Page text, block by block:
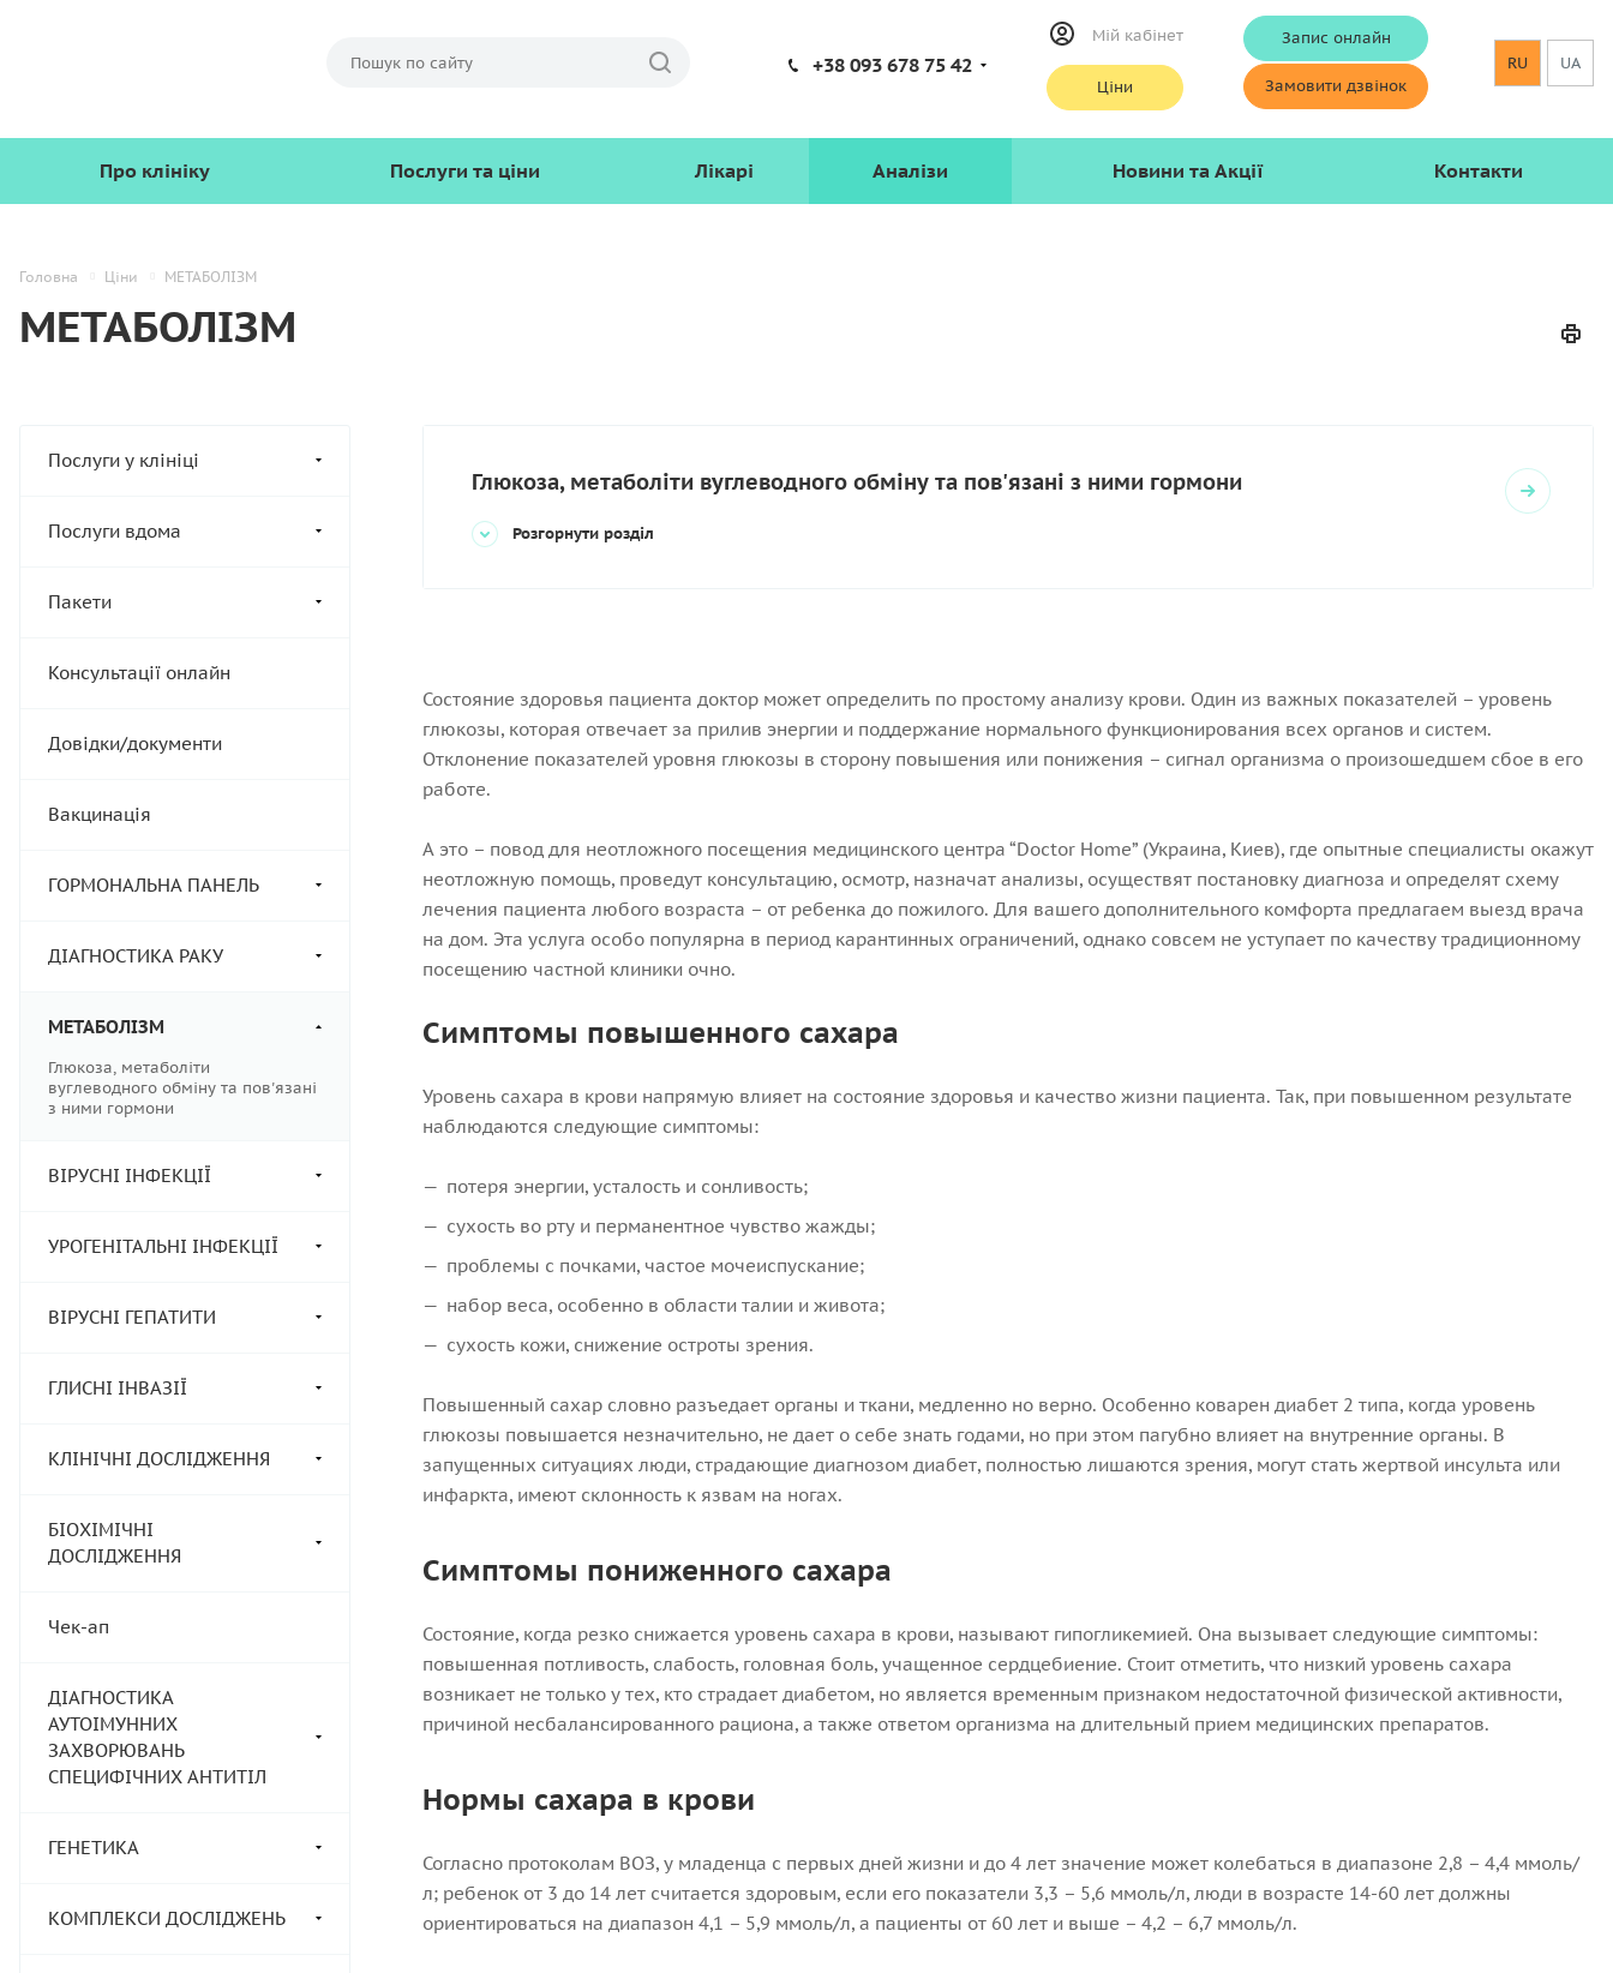
RU UA
Запис онлайн
Замовити дзвінок
Мій кабінет
Ціни
+38 093 678 75 42
Про клініку Послуги та ціни Лікарі Аналізи Новини та Акції Контакти
Головна Ціни МЕТАБОЛІЗМ
МЕТАБОЛІЗМ
Послуги у клініці
Послуги вдома
Пакети
Консультації онлайн
Довідки/документи
Вакцинація
ГОРМОНАЛЬНА ПАНЕЛЬ
ДІАГНОСТИКА РАКУ
МЕТАБОЛІЗМ
Глюкоза, метаболіти
вуглеводного обміну та пов'язані
з ними гормони
ВІРУСНІ ІНФЕКЦІЇ
УРОГЕНІТАЛЬНІ ІНФЕКЦІЇ
ВІРУСНІ ГЕПАТИТИ
ГЛИСНІ ІНВАЗІЇ
КЛІНІЧНІ ДОСЛІДЖЕННЯ
БІОХІМІЧНІ
ДОСЛІДЖЕННЯ
Чек-ап
ДІАГНОСТИКА
АУТОІМУННИХ
ЗАХВОРЮВАНЬ
СПЕЦИФІЧНИХ АНТИТІЛ
ГЕНЕТИКА
КОМПЛЕКСИ ДОСЛІДЖЕНЬ
Глюкоза, метаболіти вуглеводного обміну та пов'язані з ними гормони
Розгорнути розділ
Состояние здоровья пациента доктор может определить по простому анализу крови. Один из важных показателей – уровень
глюкозы, которая отвечает за прилив энергии и поддержание нормального функционирования всех органов и систем.
Отклонение показателей уровня глюкозы в сторону повышения или понижения – сигнал организма о произошедшем сбое в его
работе.
А это – повод для неотложного посещения медицинского центра “Doctor Home” (Украина, Киев), где опытные специалисты окажут
неотложную помощь, проведут консультацию, осмотр, назначат анализы, осуществят постановку диагноза и определят схему
лечения пациента любого возраста – от ребенка до пожилого. Для вашего дополнительного комфорта предлагаем выезд врача
на дом. Эта услуга особо популярна в период карантинных ограничений, однако совсем не уступает по качеству традиционному
посещению частной клиники очно.
Симптомы повышенного сахара
Уровень сахара в крови напрямую влияет на состояние здоровья и качество жизни пациента. Так, при повышенном результате
наблюдаются следующие симптомы:
потеря энергии, усталость и сонливость;
сухость во рту и перманентное чувство жажды;
проблемы с почками, частое мочеиспускание;
набор веса, особенно в области талии и живота;
сухость кожи, снижение остроты зрения.
Повышенный сахар словно разъедает органы и ткани, медленно но верно. Особенно коварен диабет 2 типа, когда уровень
глюкозы повышается незначительно, не дает о себе знать годами, но при этом пагубно влияет на внутренние органы. В
запущенных ситуациях люди, страдающие диагнозом диабет, полностью лишаются зрения, могут стать жертвой инсульта или
инфаркта, имеют склонность к язвам на ногах.
Симптомы пониженного сахара
Состояние, когда резко снижается уровень сахара в крови, называют гипогликемией. Она вызывает следующие симптомы:
повышенная потливость, слабость, головная боль, учащенное сердцебиение. Стоит отметить, что низкий уровень сахара
возникает не только у тех, кто страдает диабетом, но является временным признаком недостаточной физической активности,
причиной несбалансированного рациона, а также ответом организма на длительный прием медицинских препаратов.
Нормы сахара в крови
Согласно протоколам ВОЗ, у младенца с первых дней жизни и до 4 лет значение может колебаться в диапазоне 2,8 – 4,4 ммоль/
л; ребенок от 3 до 14 лет считается здоровым, если его показатели 3,3 – 5,6 ммоль/л, люди в возрасте 14-60 лет должны
ориентироваться на диапазон 4,1 – 5,9 ммоль/л, а пациенты от 60 лет и выше – 4,2 – 6,7 ммоль/л.